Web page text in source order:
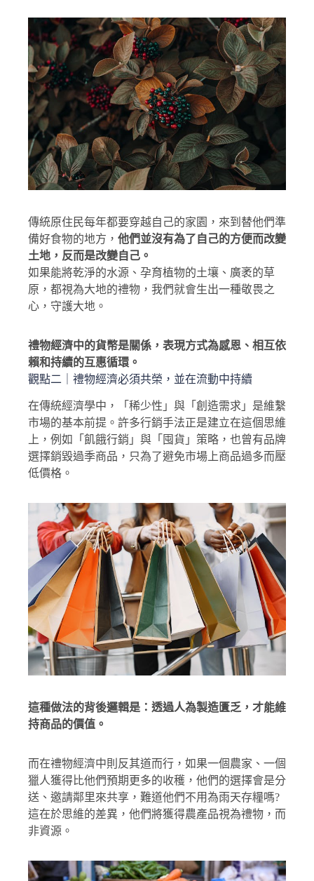
傳統原住民每年都要穿越自己的家園，來到替他們準
備好食物的地方， 他們並沒有為了自己的方便而改變
土地，反而是改變自己。
如果能將乾淨的水源、孕育植物的土壤、廣袤的草
原，都視為大地的禮物，我們就會生出一種敬畏之
心，守護大地。
禮物經濟中的貨幣是關係，表現方式為感恩、相互依
賴和持續的互惠循環。
觀點二｜禮物經濟必須共榮，並在流動中持續
在傳統經濟學中，「稀少性」與「創造需求」是維繫
市場的基本前提。許多行銷手法正是建立在這個思維
上，例如「飢餓行銷」與「囤貨」策略，也曾有品牌
選擇銷毀過季商品，只為了避免市場上商品過多而壓
低價格。
這種做法的背後邏輯是：透過人為製造匱乏，才能維
持商品的價值。
而在禮物經濟中則反其道而行，如果一個農家、一個
獵人獲得比他們預期更多的收穫，他們的選擇會是分
送、邀請鄰里來共享，難道他們不用為雨天存糧嗎?
這在於思維的差異，他們將獲得農產品視為禮物，而
非資源。